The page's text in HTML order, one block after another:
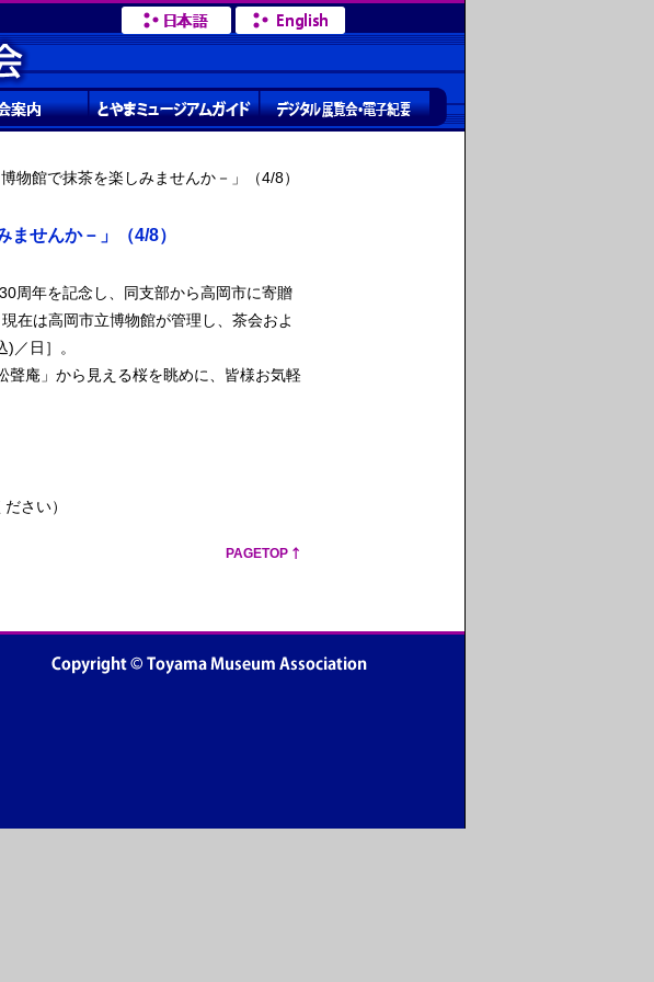
館で抹茶を楽しみませんか－」（4/8）
せんか－」（4/8）
周年を記念し、同支部から高岡市に寄贈
在は高岡市立博物館が管理し、茶会およ
／日］。
庵」から見える桜を眺めに、皆様お気軽
さい）
PAGETOP